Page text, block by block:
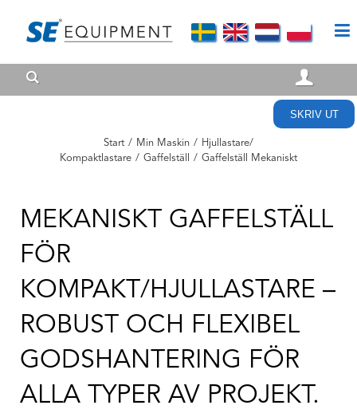
SKRIV UT
Start / Min Maskin / Hjullastare/
Kompaktlastare / Gaffelställ / Gaffelställ Mekaniskt
MEKANISKT GAFFELSTÄLL
FÖR
KOMPAKT/HJULLASTARE –
ROBUST OCH FLEXIBEL
GODSHANTERING FÖR
ALLA TYPER AV PROJEKT.